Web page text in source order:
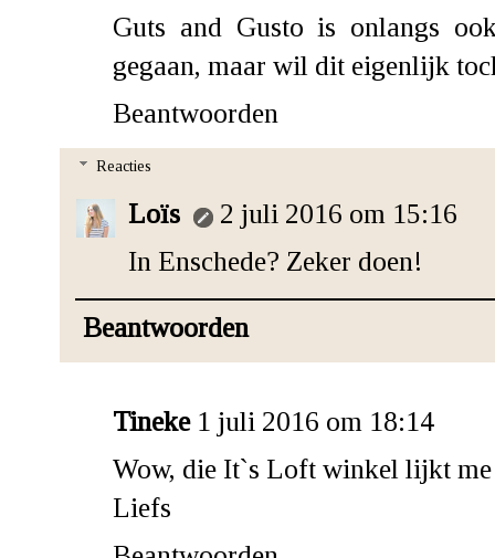
Guts and Gusto is onlangs
gegaan, maar wil dit eigenlijk
Beantwoorden
Reacties
Loïs
2 juli 2016 om 15:16
In Enschede? Zeker doen!
Beantwoorden
Tineke 1 juli 2016 om 18:14
Wow, die It`s Loft winkel lijkt
Liefs